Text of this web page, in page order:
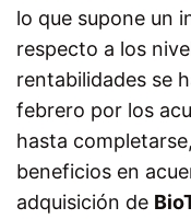
lo que supone un
respecto a los
rentabilidades se
febrero por los
hasta
beneficios en
adquisición de